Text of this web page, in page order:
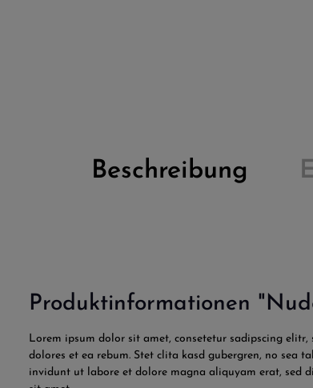
Beschreibung
Produktinformationen
Lorem ipsum dolor sit amet, consetetur sadipscing
dolores et ea rebum. Stet clita kasd gubergren, no sea
invidunt ut labore et dolore magna aliquyam erat, sed